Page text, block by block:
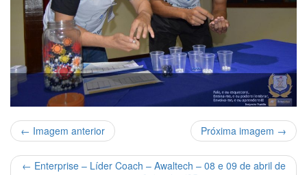
← Imagem anterior Próxima imagem →
← Enterprise – Líder Coach – Awaltech – 08 e 09 de abril de